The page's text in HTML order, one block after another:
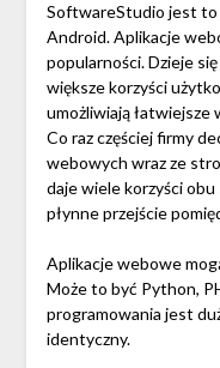
SoftwareStudio jest to
Android. Aplikacje
popularności. Dzieje
większe korzyści
umożliwiają łatwiejsze
Co raz częściej firmy
webowych wraz ze
daje wiele korzyści
płynne przejście
Aplikacje webowe
Może to być Python,
programowania jest
identyczny.